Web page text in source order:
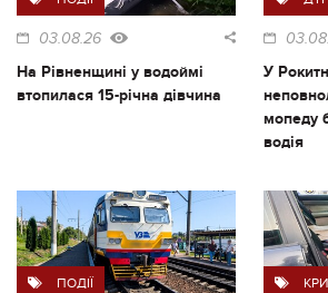
03.08.26
На Рівненщині у водоймі
втопилася 15-річна дівчина
У
мопеду
водія
ПОДІЇ